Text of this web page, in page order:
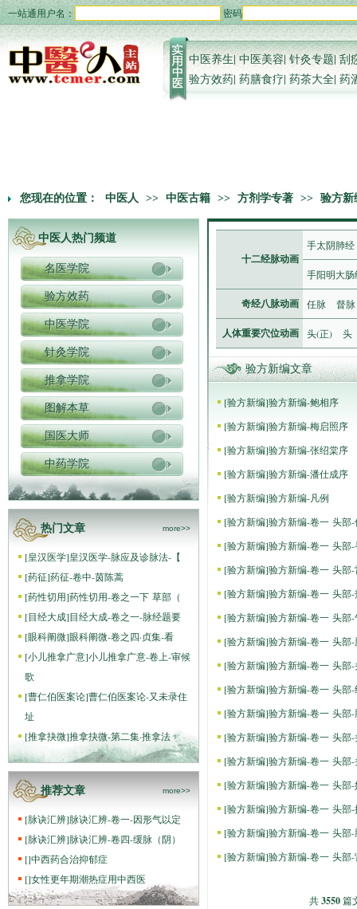
一站通用户名： 密码
中医养生|中医美容|针灸专题|刮
验方效药| 药膳食疗| 药茶大全| 药
您现在的位置： 中医人 >> 中医古籍 >> 方剂学专著 >> 验方新
中医人热门频道
名医学院
验方效药
中医学院
针灸学院
推拿学院
图解本草
国医大师
中药学院
热门文章 more>>
[皇汉医学]皇汉医学-脉应及诊脉法-【
[药征]药征-卷中-茵陈蒿
[药性切用]药性切用-卷之一下 草部（
[目经大成]目经大成-卷之一-脉经题要
[眼科阐微]眼科阐微-卷之四·贞集-看
[小儿推拿广意]小儿推拿广意-卷上-审候
歌
[曹仁伯医案论]曹仁伯医案论-又未录住
址
[推拿抉微]推拿抉微-第二集·推拿法
推荐文章 more>>
[脉诀汇辨]脉诀汇辨-卷一-因形气以定
[脉诀汇辨]脉诀汇辨-卷四-缓脉（阴）
[]中西药合治抑郁症
[]女性更年期潮热症用中西医
十二经脉动画
手太阴肺经
手阳明大肠
奇经八脉动画 任脉 督脉
人体重要穴位动画 头(正) 头
验方新编文章
[验方新编]验方新编-鲍相序
[验方新编]验方新编-梅启照序
[验方新编]验方新编-张绍棠序
[验方新编]验方新编-潘仕成序
[验方新编]验方新编-凡例
[验方新编]验方新编-卷一 头部
[验方新编]验方新编-卷一 头部
[验方新编]验方新编-卷一 头部
[验方新编]验方新编-卷一 头部
[验方新编]验方新编-卷一 头部
[验方新编]验方新编-卷一 头部
[验方新编]验方新编-卷一 头部
[验方新编]验方新编-卷一 头部
[验方新编]验方新编-卷一 头部
[验方新编]验方新编-卷一 头部
[验方新编]验方新编-卷一 头部
[验方新编]验方新编-卷一 头部
[验方新编]验方新编-卷一 头部
[验方新编]验方新编-卷一 头部-
[验方新编]验方新编-卷一 头部
共3550篇